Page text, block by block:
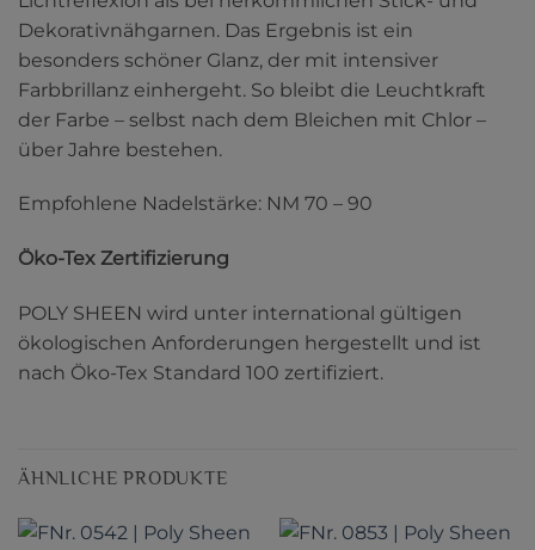
Dekorativnähgarnen. Das Ergebnis ist ein
besonders schöner Glanz, der mit intensiver
Farbbrillanz einhergeht. So bleibt die Leuchtkraft
der Farbe – selbst nach dem Bleichen mit Chlor –
über Jahre bestehen.
Empfohlene Nadelstärke: NM 70 – 90
Öko-Tex Zertifizierung
POLY SHEEN wird unter international gültigen
ökologischen Anforderungen hergestellt und ist
nach Öko-Tex Standard 100 zertifiziert.
ÄHNLICHE PRODUKTE